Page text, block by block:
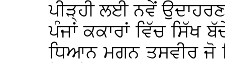
ਪੀੜ੍ਹੀ ਲਈ ਨਵੇਂ
ਪੰਜਾਂ ਕਕਾਰਾਂ ਵਿੱਚ ਸਿੱਖ
ਧਿਆਨ ਮਗਨ ਤਸਵੀਰ ਜੋ